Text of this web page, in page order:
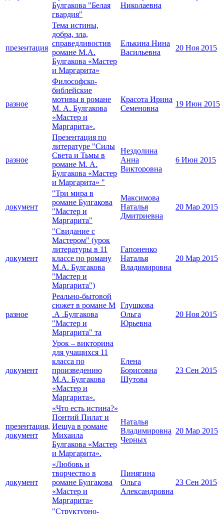
Булгакова "Белая
гвардия"
Николаевна
презентация
Тема истины,
добра, зла,
справедливостив
романе М.А.
Булгакова «Мастер
и Маргарита»
Елькина Нина
Васильевна
20 Ноя 2015
разное
Философско-
библейские
мотивы в романе
М. А. Булгакова
«Мастер и
Маргарита».
Красота Ирина
Семеновна
19 Июн 2015
разное
Презентация по
литературе "Силы
Света и Тьмы в
романе М. А.
Булгакова «Мастер
и Маргарита» "
Нездолина
Анна
Викторовна
6 Июн 2015
документ
"Три мира в
романе Булгакова
"Мастер и
Маргарита"
Максимова
Наталья
Дмитриевна
20 Мар 2015
документ
"Свидание с
Мастером" (урок
литературы в 11
классе по роману
М.А. Булгакова
"Мастер и
Маргарита")
Гапоненко
Наталья
Владимировна
20 Мар 2015
разное
Реально-бытовой
сюжет в романе М
.А .Булгакова
"Мастер и
Маргарита" та
Глушкова
Ольга
Юрьевна
20 Ноя 2015
документ
Урок – викторина
для учащихся 11
класса по
произведению
М.А. Булгакова
«Мастер и
Маргарита».
Елена
Борисовна
Шутова
23 Сен 2015
презентация,
документ
«Что есть истина?»
Понтий Пилат и
Иешуа в романе
Михаила
Булгакова «Мастер
и Маргарита».
Наталья
Владимировна
Черных
20 Мар 2015
документ
«Любовь и
творчество в
романе Булгакова
«Мастер и
Маргарита»
Пинягина
Ольга
Александровна
23 Сен 2015
"Структурно-